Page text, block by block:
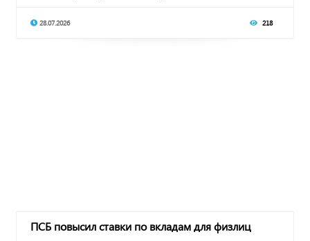
28.07.2026 218
ПСБ повысил ставки по вкладам для физлиц